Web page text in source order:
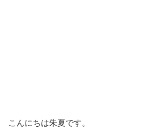
こんにちは朱夏です。